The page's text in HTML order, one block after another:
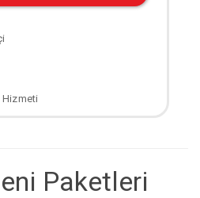
Hizmeti
Paketleri